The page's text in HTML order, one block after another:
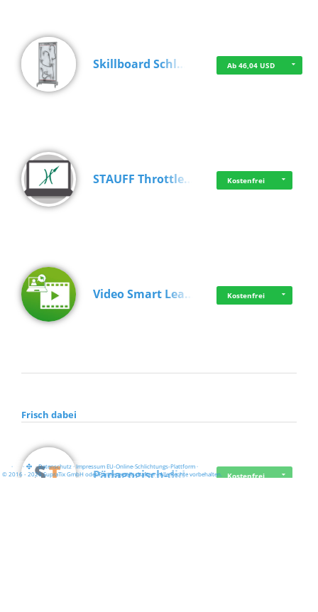
Skillboard Schl… Ab 46,04 USD
STAUFF Throttle… Kostenfrei
Video Smart Lea… Kostenfrei
Frisch dabei
Pädagogisch-did… Kostenfrei
· · ·Datenschutz·Impressum EU-Online-Schlichtungs-Plattform·
© 2016 - 2026 SupraTix GmbH oder Partnergesellschaften - Alle Rechte vorbehalten.